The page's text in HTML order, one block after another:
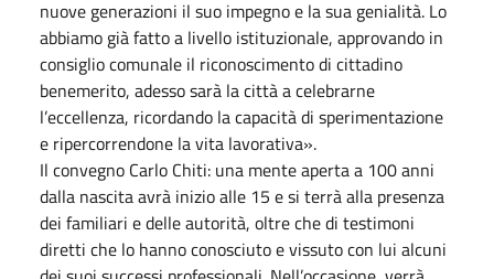
nuove generazioni il suo impegno e la sua genialità. Lo
abbiamo già fatto a livello istituzionale, approvando in
consiglio comunale il riconoscimento di cittadino
benemerito, adesso sarà la città a celebrarne
l’eccellenza, ricordando la capacità di sperimentazione
e ripercorrendone la vita lavorativa».
Il convegno Carlo Chiti: una mente aperta a 100 anni
dalla nascita avrà inizio alle 15 e si terrà alla presenza
dei familiari e delle autorità, oltre che di testimoni
diretti che lo hanno conosciuto e vissuto con lui alcuni